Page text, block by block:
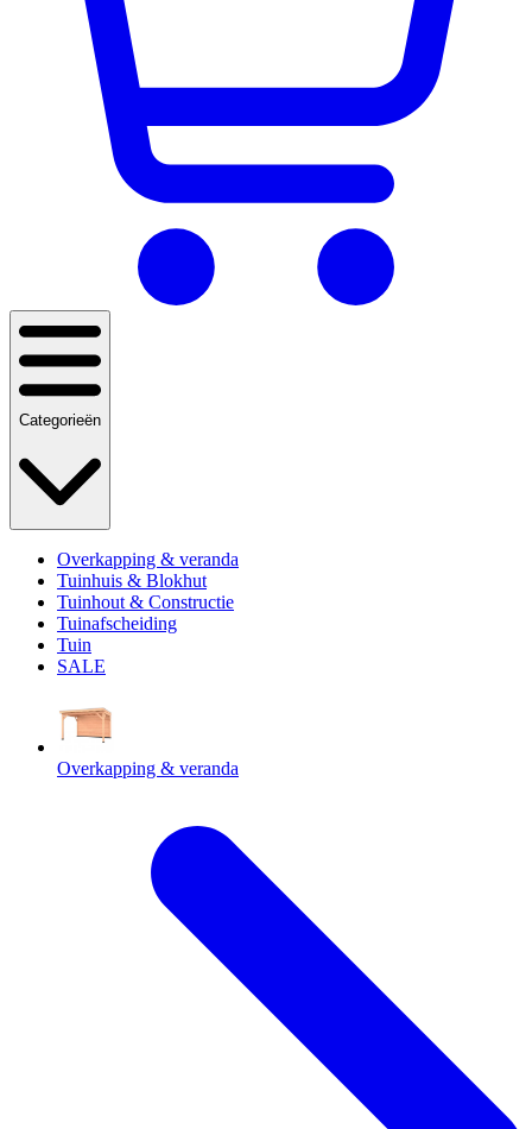
Categorieën
Overkapping & veranda
Tuinhuis & Blokhut
Tuinhout & Constructie
Tuinafscheiding
Tuin
SALE
Overkapping & veranda